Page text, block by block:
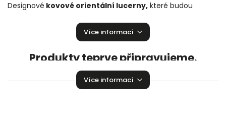
Designové kovové orientální lucerny, které budou
lucerny rozzáří Vaší domácnost.
Více informací
Produkty teprve připravujeme.
Můžete se ale podívat na ostatní kategorie.
Více informací